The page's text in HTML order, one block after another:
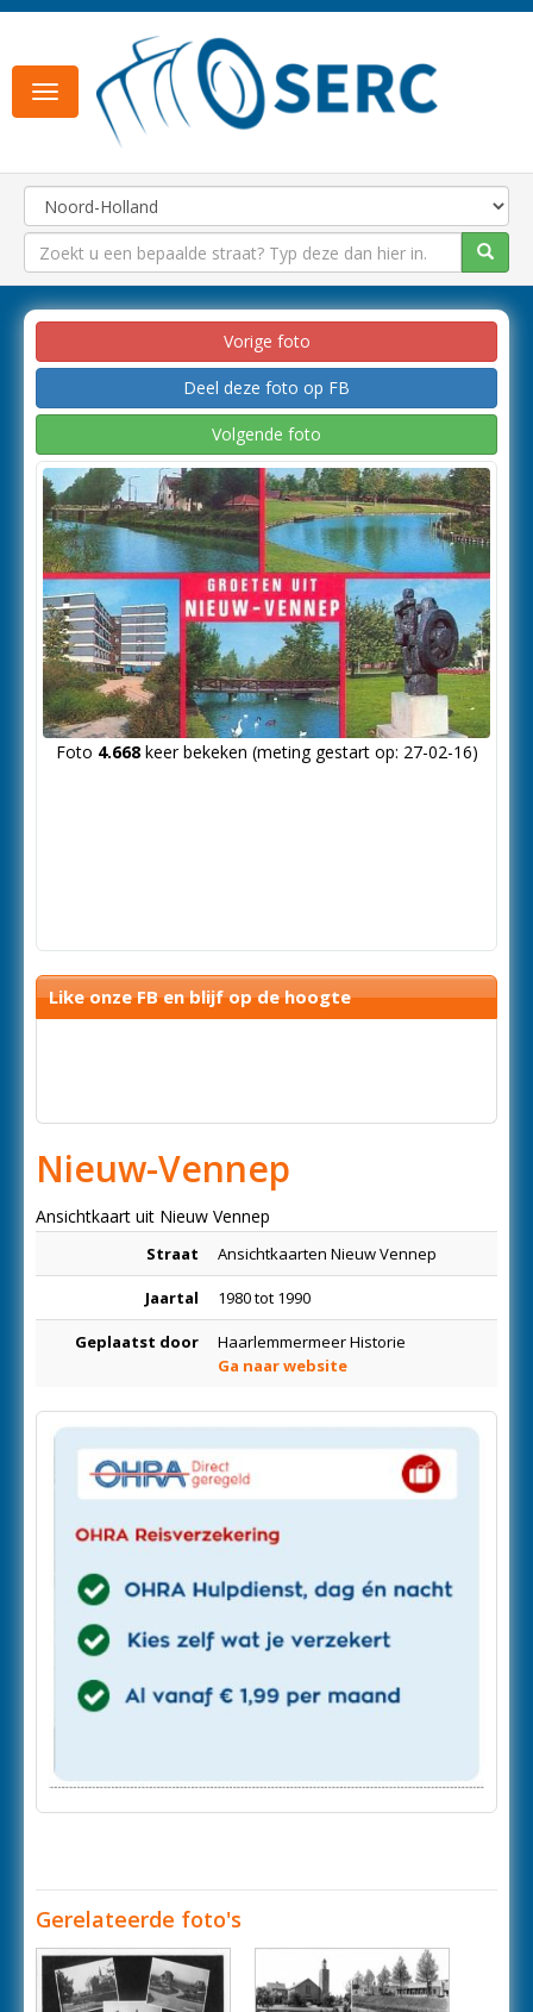
Toggle
navigation
Vorige foto
Deel deze foto op FB
Volgende foto
Foto 4.668keer bekeken (meting gestart op: 27-02-16)
Like onze FB en blijf op de hoogte
Nieuw-Vennep
Ansichtkaart uit Nieuw Vennep
Straat Ansichtkaarten Nieuw Vennep
Jaartal 1980 tot 1990
Geplaatst door
Haarlemmermeer Historie
Ga naar website
Gerelateerde foto's